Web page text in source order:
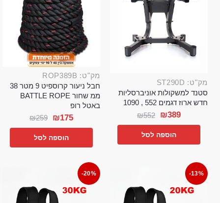
מק"ט: ST290D
סטנד למשקולות אוניברסליות
חדש ארוז דגמים 552 , 1090
₪552 ₪389
הוספה לסל
מק"ט: ROP389B
חבל ניעור קרוספיט 9 מטר 38
ממ שחור BATTLE ROPE
באטל רופ
₪259 ₪175
הוספה לסל
-13%
-20%